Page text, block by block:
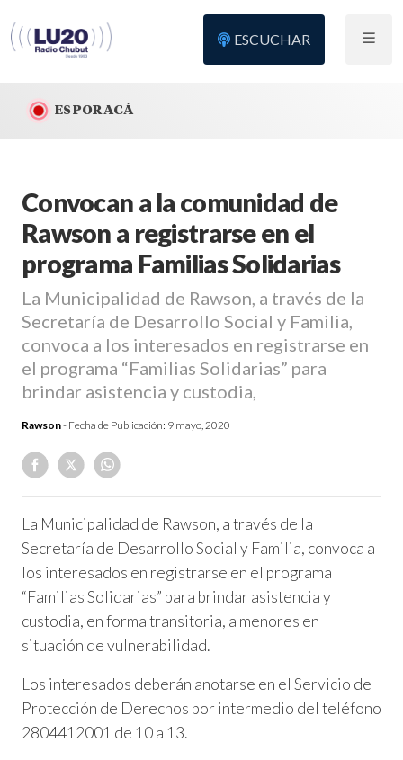
ESCUCHAR
ES POR ACÁ
Convocan a la comunidad de
Rawson a registrarse en el
programa Familias Solidarias
La Municipalidad de Rawson, a través de la
Secretaría de Desarrollo Social y Familia,
convoca a los interesados en registrarse en
el programa “Familias Solidarias” para
brindar asistencia y custodia,
Rawson- Fecha de Publicación: 9 mayo, 2020
La Municipalidad de Rawson, a través de la
Secretaría de Desarrollo Social y Familia, convoca a
los interesados en registrarse en el programa
“Familias Solidarias” para brindar asistencia y
custodia, en forma transitoria, a menores en
situación de vulnerabilidad.
Los interesados deberán anotarse en el Servicio de
Protección de Derechos por intermedio del teléfono
2804412001 de 10 a 13.